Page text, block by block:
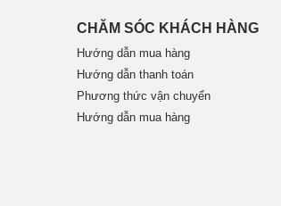
CHĂM SÓC KHÁCH HÀNG
Hướng dẫn mua hàng
Hướng dẫn thanh toán
Phương thức vận chuyển
Hướng dẫn mua hàng